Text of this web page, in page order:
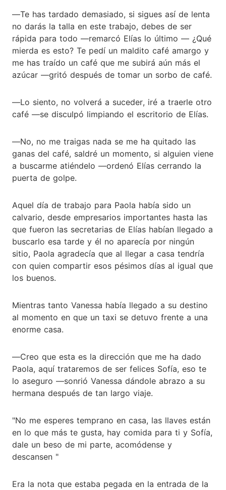
―Te has tardado demasiado, si sigues así de lenta
no darás la talla en este trabajo, debes de ser
rápida para todo ―remarcó Elías lo último ― ¿Qué
mierda es esto? Te pedí un maldito café amargo y
me has traído un café que me subirá aún más el
azúcar ―gritó después de tomar un sorbo de café.
―Lo siento, no volverá a suceder, iré a traerle otro
café ―se disculpó limpiando el escritorio de Elías.
―No, no me traigas nada se me ha quitado las
ganas del café, saldré un momento, si alguien viene
a buscarme atiéndelo ―ordenó Elías cerrando la
puerta de golpe.
Aquel día de trabajo para Paola había sido un
calvario, desde empresarios importantes hasta las
que fueron las secretarias de Elías habían llegado a
buscarlo esa tarde y él no aparecía por ningún
sitio, Paola agradecía que al llegar a casa tendría
con quien compartir esos pésimos días al igual que
los buenos.
Mientras tanto Vanessa había llegado a su destino
al momento en que un taxi se detuvo frente a una
enorme casa.
―Creo que esta es la dirección que me ha dado
Paola, aquí trataremos de ser felices Sofía, eso te
lo aseguro ―sonrió Vanessa dándole abrazo a su
hermana después de tan largo viaje.
"No me esperes temprano en casa, las llaves están
en lo que más te gusta, hay comida para ti y Sofía,
dale un beso de mi parte, acomódense y
descansen "
Era la nota que estaba pegada en la entrada de la